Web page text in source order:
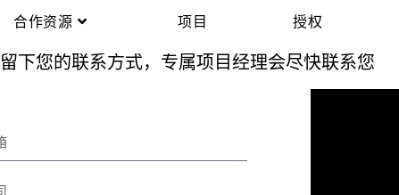
合作资源 项目 授权
留下您的联系方式，专属项目经理会尽快联系您